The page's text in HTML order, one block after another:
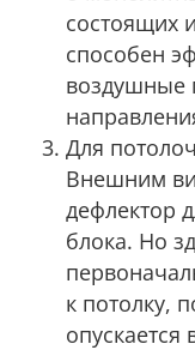
состоящих
способен
воздушные
Для
Внешним
дефлектор
блока. Но
к потолку,